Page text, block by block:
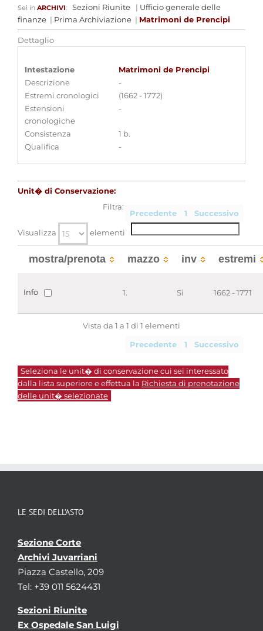
Sei in ARCHIVI: Sezioni Riunite | Ufficio generale delle
finanze | Prima Archiviazione | Matrimoni de Prencipi
Dettaglio
Intestazione
Matrimoni de Prencipi
Descrizione
-
Estremi cronologici
(1662 - 1772)
Estensioni
cronologiche
-
Consistenza
1 b.
Qualifica
-
Unit� di Conservazione:
Precedente 1 Successivo
Visualizza elementi
Filtra:
mostra/prenota mazzo inv estremi
Info 1. Si 1662 - 1771
Vista da 1 a 1 di 1 elementi
Precedente 1 Successivo
Seleziona le unit� di conservazione cui sei interessato
dalla lista superiore e effettua la Richiesta di prenotazione
delle unit� selezionate
LE SEDI DELL’ASTO
Sezione Corte
Archivi Juvarriani
Piazza Castello, 209
Tel: +39 011 5624431
Sezioni Riunite
Ex Ospedale San Luigi